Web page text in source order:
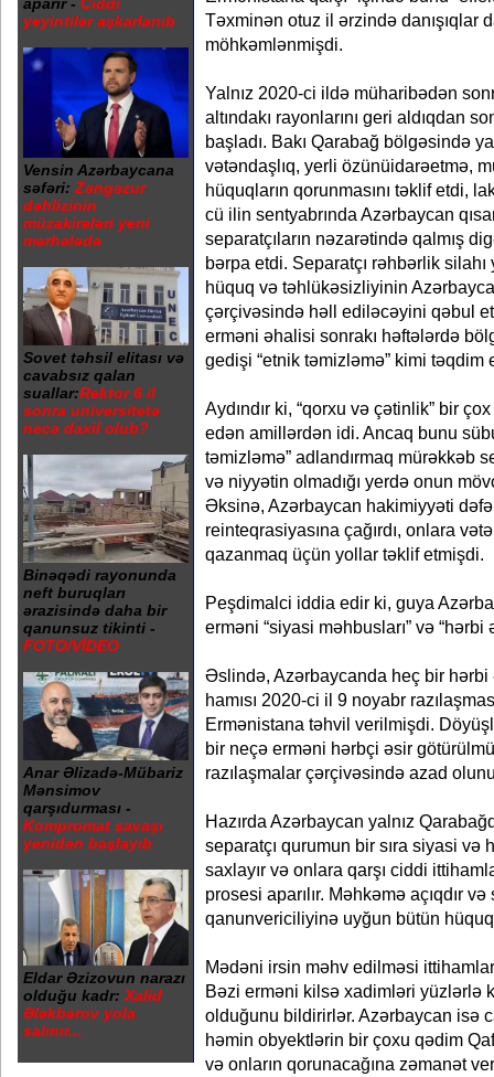
yeyintilər aşkarlanıb
Vensin Azərbaycana
səfəri: Zəngəzur
dəhlizinin
müzakirələri yeni
mərhələdə
Sovet təhsil elitası və
cavabsız qalan
suallar:Rektor 6 il
sonra universitetə
necə daxil olub?
Binəqədi rayonunda
neft buruqları
ərazisində daha bir
qanunsuz tikinti -
FOTO/VİDEO
Anar Əlizadə-Mübariz
Mənsimov
qarşıdurması -
Kompromat savaşı
yenidən başlayıb
Eldar Əzizovun narazı
olduğu kadr: Xalid
Ələkbərov yola
salınır...
Təxminən otuz il ərzində danışıqlar
möhkəmlənmişdi.
Yalnız 2020-ci ildə müharibədən
altındakı rayonlarını geri aldıqdan
başladı. Bakı Qarabağ bölgəsində
vətəndaşlıq, yerli özünüidarəetmə,
hüquqların qorunmasını təklif etdi,
cü ilin sentyabrında Azərbaycan
separatçıların nəzarətində qalmış
bərpa etdi. Separatçı rəhbərlik
hüquq və təhlükəsizliyinin
çərçivəsində həll ediləcəyini qəbul
erməni əhalisi sonrakı həftələrdə
gedişi “etnik təmizləmə” kimi təqdim
Aydındır ki, “qorxu və çətinlik” bir
edən amillərdən idi. Ancaq bunu
təmizləmə” adlandırmaq mürəkkəb
və niyyətin olmadığı yerdə onun
Əksinə, Azərbaycan hakimiyyəti
reinteqrasiyasına çağırdı, onlara
qazanmaq üçün yollar təklif etmişdi.
Peşdimalci iddia edir ki, guya
erməni “siyasi məhbusları” və “hərbi
Əslində, Azərbaycanda heç bir hərbi
hamısı 2020-ci il 9 noyabr
Ermənistana təhvil verilmişdi.
bir neçə erməni hərbçi əsir
razılaşmalar çərçivəsində azad
Hazırda Azərbaycan yalnız
separatçı qurumun bir sıra siyasi
saxlayır və onlara qarşı ciddi
prosesi aparılır. Məhkəmə açıqdır
qanunvericiliyinə uyğun bütün
Mədəni irsin məhv edilməsi
Bəzi erməni kilsə xadimləri yüzlərlə
olduğunu bildirirlər. Azərbaycan isə
həmin obyektlərin bir çoxu qədim
və onların qorunacağına zəmanət